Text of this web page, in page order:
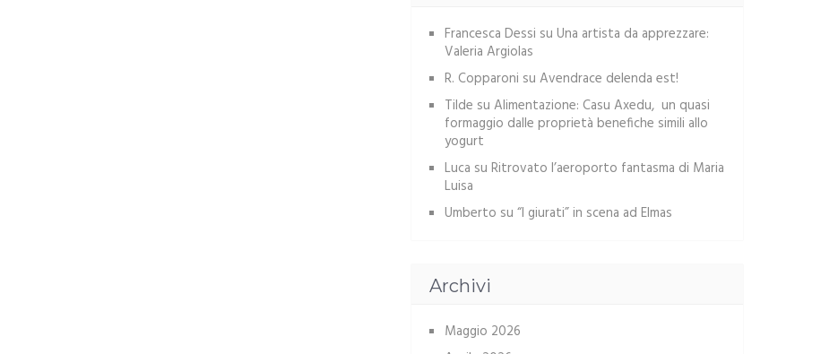
Francesca Dessi su Una artista da apprezzare:
Valeria Argiolas
R. Copparoni su Avendrace delenda est!
Tilde su Alimentazione: Casu Axedu, un quasi
formaggio dalle proprietà benefiche simili allo
yogurt
Luca su Ritrovato l’aeroporto fantasma di Maria
Luisa
Umberto su “I giurati” in scena ad Elmas
Archivi
Maggio 2026